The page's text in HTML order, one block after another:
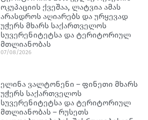
ოკუპაციის ქვეშაა, ლატვია ამას
არასდროს აღიარებს და ურყევად
უჭერს მხარს საქართველოს
სუვერენიტეტსა და ტერიტორიულ
მთლიანობას
07/08/2026
ელინა ვალტონენი – ფინეთი მხარს
უჭერს საქართველოს
სუვერენიტეტსა და ტერიტორიულ
მთლიანობას – რუსეთს